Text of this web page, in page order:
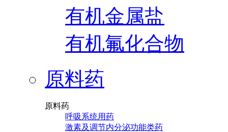
有机金属盐
有机氟化合物
原料药
原料药
呼吸系统用药
激素及调节内分泌功能类药